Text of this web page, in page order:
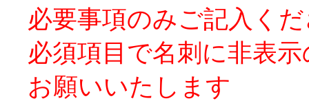
必要事項のみご記入く
必須項目で名刺に非表
お願いいたします